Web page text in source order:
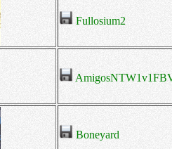
Fullosium2
Boneyard